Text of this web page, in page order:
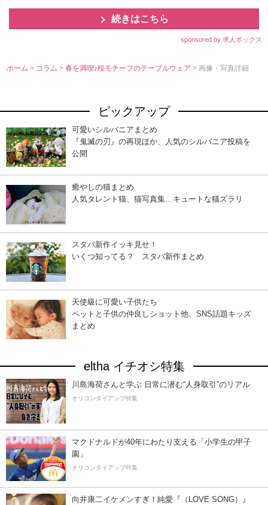
続きはこちら
sponsored by 求人ボックス
ホーム > コラム>春を満喫♪桜モチーフのテーブルウェア> 画像・写真詳細
ピックアップ
可愛いシルバニアまとめ
『鬼滅の刃』の再現ほか、人気のシルバニア投稿を
公開
癒やしの猫まとめ
人気タレント猫、猫写真集…キュートな猫ズラリ
スタバ新作イッキ見せ！
いくつ知ってる？ スタバ新作まとめ
天使級に可愛い子供たち
ペットと子供の仲良しショット他、SNS話題キッズ
まとめ
eltha イチオシ特集
川島海荷さんと学ぶ 日常に潜む“人身取引”のリアル
オリコンタイアップ特集
マクドナルドが40年にわたり支える「小学生の甲子
園」
オリコンタイアップ特集
向井康二イケメンすぎ！純愛『（LOVE SONG）』